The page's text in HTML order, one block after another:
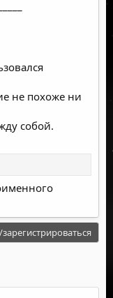
не похоже ни
собой.